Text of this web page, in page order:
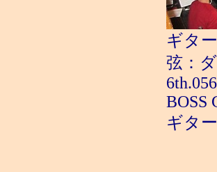
ギタ
弦：
6th.056
BOSS
ギタ